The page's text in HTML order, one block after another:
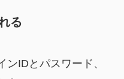
る
IDとパスワード、